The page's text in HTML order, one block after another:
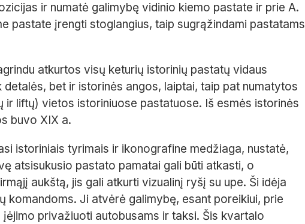
ir numatė galimybę vidinio kiemo pastate ir prie A.
pastate įrengti stoglangius, taip sugrąžindami pastatams
atkurtos visų keturių istorinių pastatų vidaus
bet ir istorinės angos, laiptai, taip pat numatytos
ir liftų) vietos istoriniuose pastatuose. Iš esmės istorinės
buvo XIX a.
istoriniais tyrimais ir ikonografine medžiaga, nustatė,
atsisukusio pastato pamatai gali būti atkasti, o
aukštą, jis gali atkurti vizualinį ryšį su upe. Ši idėja
komandoms. Ji atvėrė galimybę, esant poreikiui, prie
privažiuoti autobusams ir taksi. Šis kvartalo